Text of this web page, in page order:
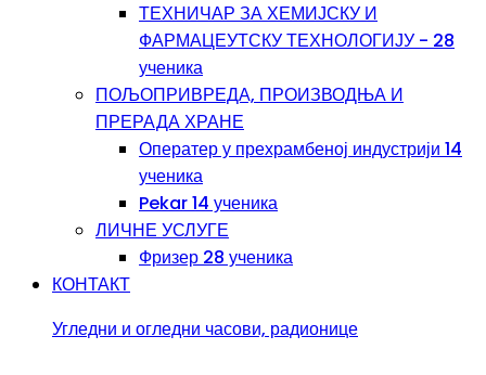
ТЕХНИЧАР ЗА ХЕМИЈСКУ И
ФАРМАЦЕУТСКУ ТЕХНОЛОГИЈУ - 28
ученика
ПОЉОПРИВРЕДА, ПРОИЗВОДЊА И
ПРЕРАДА ХРАНЕ
Оператер у прехрамбеној индустрији 14
ученика
Pekar 14 ученика
ЛИЧНЕ УСЛУГЕ
Фризер 28 ученика
КОНТАКТ
Угледни и огледни часови, радионице